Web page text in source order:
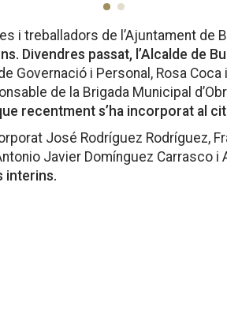
i treballadors de l’Ajuntament de
Divendres passat, l’Alcalde de
Governació i Personal, Rosa Coca
de la Brigada Municipal
recentment s’ha incorporat al
José Rodríguez Rodríguez,
Javier Domínguez Carrasco i
interins.